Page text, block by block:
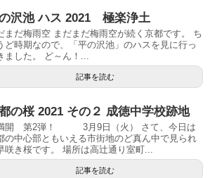
沢池 ハス 2021 極楽浄土
まだ梅雨空 まだまだ梅雨空が続く京都です。 ち
ど時期なので、「平の沢池」のハスを見に行っ
ました。 ど～ん！...
記事を読む
の桜 2021 その２ 成徳中学校跡地
開 第2弾！ 3月9日（火） さて、今日は
の中心部ともいえる市街地のど真ん中で見られ
咲き桜です。 場所は高辻通り室町...
記事を読む